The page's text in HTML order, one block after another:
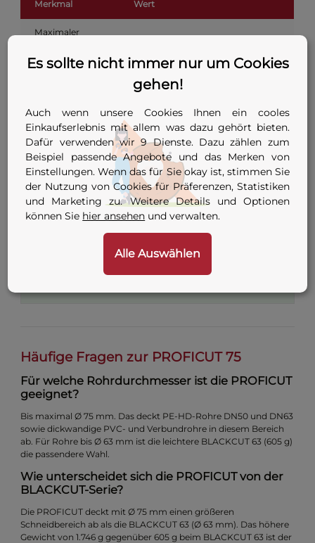
Merkmal Wert
Maximaler
75 mm
Geeignete
PE-HD, PVC, Verbundrohr,
Schläuche
Gehäusematerial Magnesium-Druckguss
Gewicht 1.746 g
Antrieb Zahngeführter Klingenvorschub
Klingenwechsel möglich
Schnellrückzug durch Öffnen der
Schere
Alle Rohrscheren im Sortiment finden Sie in der
Häufige Fragen zur PROFICUT 75
Für welche Rohrdurchmesser ist die PROFICUT
geeignet?
Bis maximal Ø 75 mm. Das deckt PE-HD-Rohre DN50 und DN63
sowie dickwandige PVC- und Verbundrohre in diesem Bereich
ab. Für Rohre bis Ø 63 mm ist die leichtere BLACKCUT 63 (605 g)
die passendere Wahl.
Wie unterscheidet sich die PROFICUT von der
BLACKCUT-Serie?
Die PROFICUT deckt mit Ø 75 mm einen größeren
Schneidbereich ab als die BLACKCUT 63 (Ø 63 mm). Das höhere
Gewicht von 1.746 g gegenüber 605 g beim BLACKCUT 63 ist der
Es sollte nicht immer nur um Cookies
gehen!
Auch wenn unsere Cookies Ihnen ein cooles
Einkaufserlebnis mit allem was dazu gehört bieten.
Dafür verwenden wir 9 Dienste. Dazu zählen zum
Beispiel passende Angebote und das Merken von
Einstellungen. Wenn das für Sie okay ist, stimmen Sie
der Nutzung von Cookies für Präferenzen, Statistiken
und Marketing zu. Weitere Details und Optionen
können Sie hier ansehen und verwalten.
Alle Auswählen